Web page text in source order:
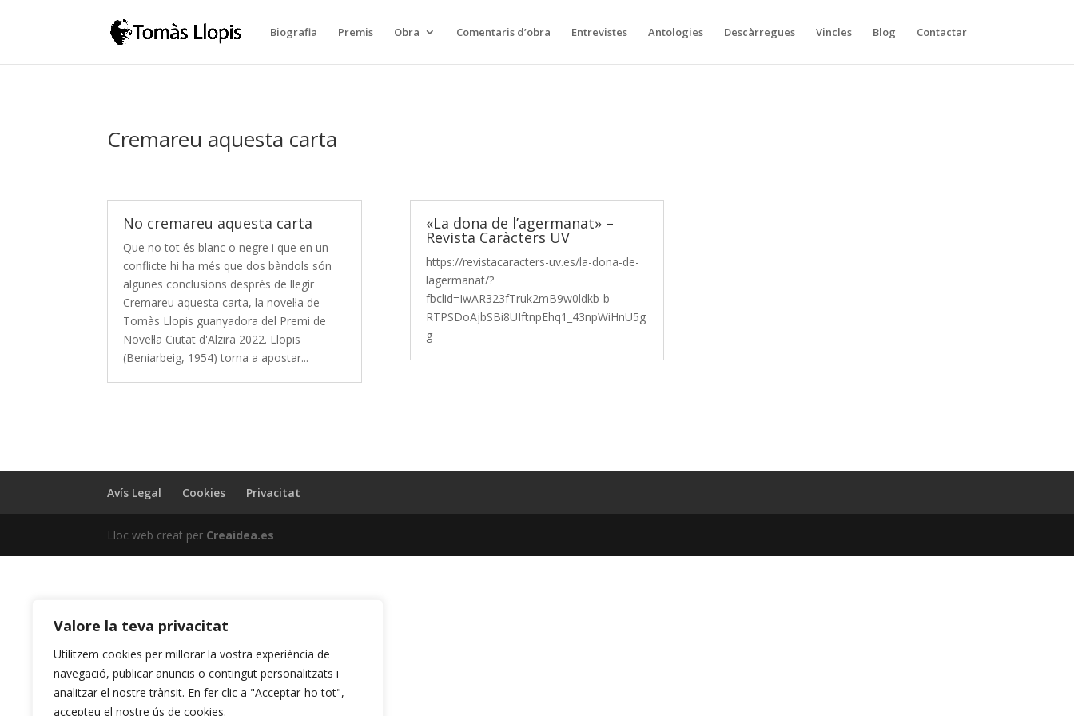
Valore la teva privacitat
Utilitzem cookies per millorar la vostra experiència de
navegació, publicar anuncis o contingut personalitzats i
analitzar el nostre trànsit. En fer clic a "Acceptar-ho tot",
accepteu el nostre ús de cookies.
Biografia Premis Obra Comentaris d’obra Entrevistes Antologies Descàrregues Vincles Blog Contactar
Cremareu aquesta carta
No cremareu aquesta carta
Que no tot és blanc o negre i que en un
conflicte hi ha més que dos bàndols són
algunes conclusions després de llegir
Cremareu aquesta carta, la novel·la de
Tomàs Llopis guanyadora del Premi de
Novel·la Ciutat d'Alzira 2022. Llopis
(Beniarbeig, 1954) torna a apostar...
«La dona de l’agermanat» –
Revista Caràcters UV
https://revistacaracters-uv.es/la-dona-de-
lagermanat/?
fbclid=IwAR323fTruk2mB9w0ldkb-b-
RTPSDoAjbSBi8UIftnpEhq1_43npWiHnU5g
g
Avís Legal Cookies Privacitat
Lloc web creat per Creaidea.es